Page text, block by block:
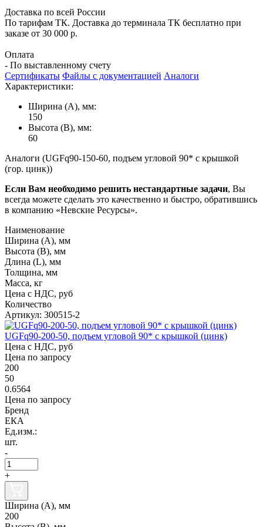
Доставка по всей России
По тарифам ТК. Доставка до терминала ТК бесплатно при
заказе от 30 000 р.
Оплата
- По выставленному счету
Сертификаты Файлы с документацией Аналоги
Характеристики:
Ширина (А), мм:
150
Высота (В), мм:
60
Аналоги (UGFq90-150-60, подъем угловой 90* с крышкой
(гор. цинк))
Если Вам необходимо решить нестандартные задачи, Вы
всегда можете сделать это качественно и быстро, обратившись
в компанию «Невские Ресурсы».
Наименование
Ширина (А), мм
Высота (В), мм
Длина (L), мм
Толщина, мм
Масса, кг
Цена с НДС, руб
Количество
Артикул: 300515-2
UGFq90-200-50, подъем угловой 90* с крышкой (цинк)
Цена с НДС, руб
Цена по запросу
200
50
0.6564
Цена по запросу
Бренд
ЕКА
Ед.изм.:
шт.
-
+
Ширина (А), мм
200